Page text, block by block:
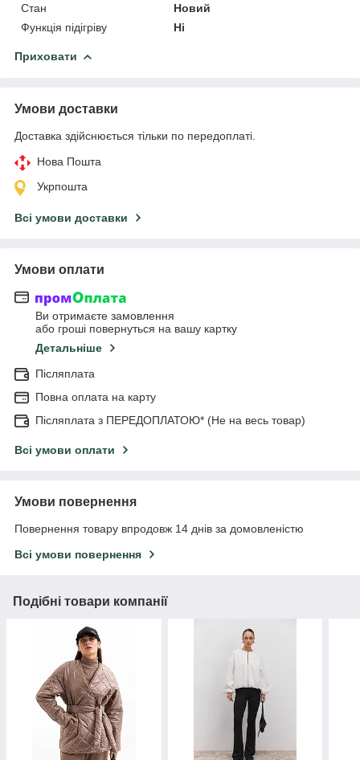
Стан
Новий
Функція підігріву
Ні
Приховати
Умови доставки
Доставка здійснюється тільки по передоплаті.
Нова Пошта
Укрпошта
Всі умови доставки
Умови оплати
Ви отримаєте замовлення
або гроші повернуться на вашу картку
Детальніше
Післяплата
Повна оплата на карту
Післяплата з ПЕРЕДОПЛАТОЮ* (Не на весь товар)
Всі умови оплати
Умови повернення
Повернення товару впродовж 14 днів за домовленістю
Всі умови повернення
Подібні товари компанії